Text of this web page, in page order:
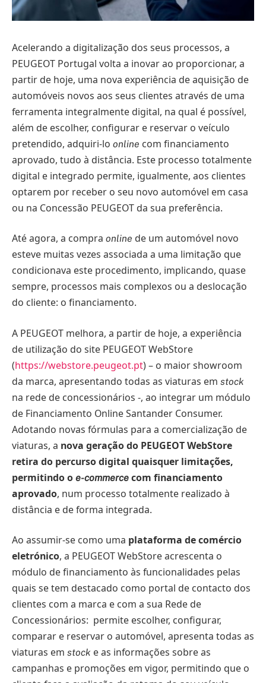
Acelerando a digitalização dos seus processos, a
PEUGEOT Portugal volta a inovar ao proporcionar, a
partir de hoje, uma nova experiência de aquisição de
automóveis novos aos seus clientes através de uma
ferramenta integralmente digital, na qual é possível,
além de escolher, configurar e reservar o veículo
pretendido, adquiri-lo online com financiamento
aprovado, tudo à distância. Este processo totalmente
digital e integrado permite, igualmente, aos clientes
optarem por receber o seu novo automóvel em casa
ou na Concessão PEUGEOT da sua preferência.
Até agora, a compra online de um automóvel novo
esteve muitas vezes associada a uma limitação que
condicionava este procedimento, implicando, quase
sempre, processos mais complexos ou a deslocação
do cliente: o financiamento.
A PEUGEOT melhora, a partir de hoje, a experiência
de utilização do site PEUGEOT WebStore
(https://webstore.peugeot.pt) – o maior showroom
da marca, apresentando todas as viaturas em stock
na rede de concessionários -, ao integrar um módulo
de Financiamento Online Santander Consumer.
Adotando novas fórmulas para a comercialização de
viaturas, a nova geração do PEUGEOT WebStore
retira do percurso digital quaisquer limitações,
permitindo o e-commerce com financiamento
aprovado, num processo totalmente realizado à
distância e de forma integrada.
Ao assumir-se como uma plataforma de comércio
eletrónico, a PEUGEOT WebStore acrescenta o
módulo de financiamento às funcionalidades pelas
quais se tem destacado como portal de contacto dos
clientes com a marca e com a sua Rede de
Concessionários: permite escolher, configurar,
comparar e reservar o automóvel, apresenta todas as
viaturas em stock e as informações sobre as
campanhas e promoções em vigor, permitindo que o